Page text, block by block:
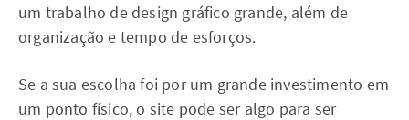
um trabalho de design gráfico grande, além de
organização e tempo de esforços.
Se a sua escolha foi por um grande investimento em
um ponto físico, o site pode ser algo para ser